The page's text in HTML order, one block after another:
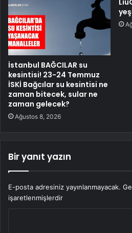
İstanbul BAĞCILAR su
kesintisi! 23-24 Temmuz
İSKİ Bağcılar su kesintisi ne
zaman bitecek, sular ne
zaman gelecek?
Ağustos 8, 2026
Bir yanıt yazın
E-posta adresiniz yayınlanmayacak.
işaretlenmişlerdir